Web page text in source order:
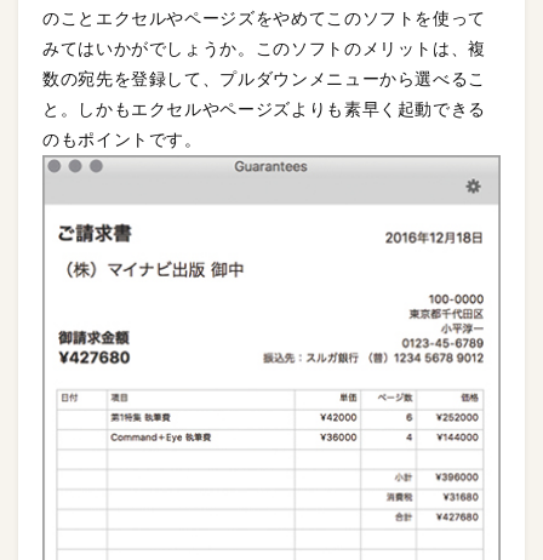
のことエクセルやページズをやめてこのソフトを使って
みてはいかがでしょうか。このソフトのメリットは、複
数の宛先を登録して、プルダウンメニューから選べるこ
と。しかもエクセルやページズよりも素早く起動できる
のもポイントです。